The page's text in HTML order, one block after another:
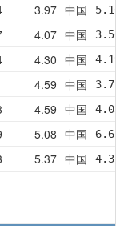
3.97 中国
4.07 中国
4.30 中国
4.59 中国
4.59 中国
5.08 中国
5.37 中国